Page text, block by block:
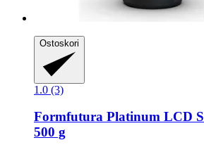
Ostoskori
1.0 (3)
Formfutura Platinum LCD
500 g